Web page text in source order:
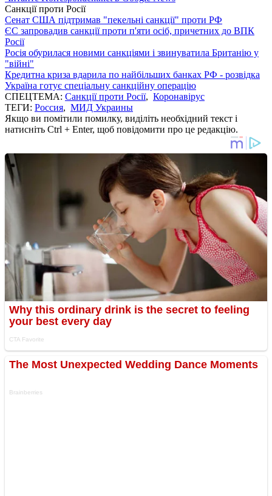
Санкції проти Росії
Сенат США підтримав "пекельні санкції" проти РФ
ЄС запровадив санкції проти п'яти осіб, причетних до ВПК
Росії
Росія обурилася новими санкціями і звинуватила Британію у
"війні"
Кредитна криза вдарила по найбільших банках РФ - розвідка
Україна готує спеціальну санкційну операцію
СПЕЦТЕМА: Санкції проти Росії, Коронавірус
ТЕГИ: Россия, МИД Украины
Якщо ви помітили помилку, виділіть необхідний текст і
натисніть Ctrl + Enter, щоб повідомити про це редакцію.